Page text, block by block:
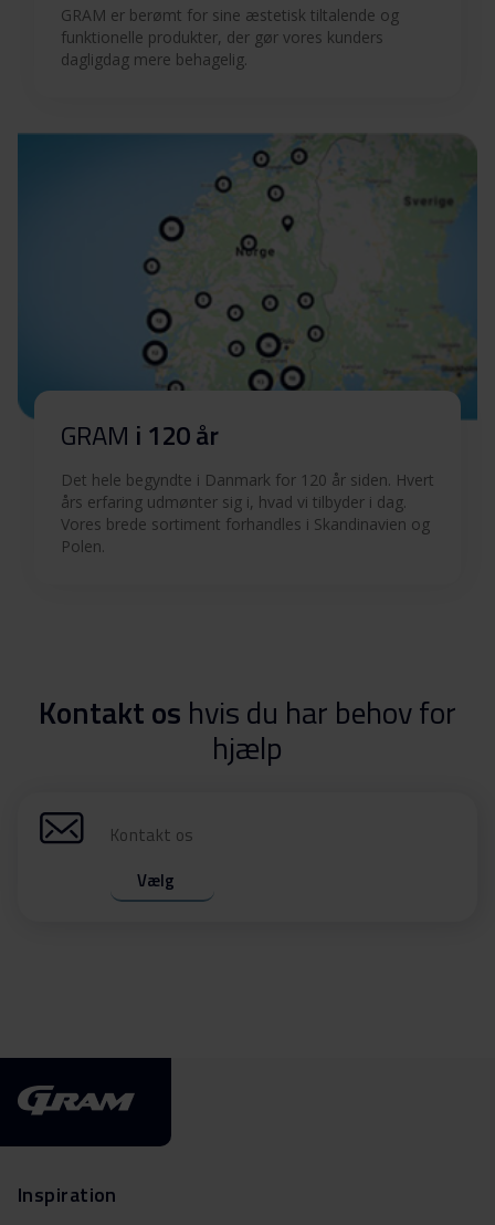
Betjeningsvejledninger
(SV)
Download
Betjeningsvejledninger
Betjeningsvejledninger
(FI)
Betjeningsvejledninger
(DK)
Quick guide (EN)
Tekniske tegninger
36 T
GRAM er berømt for sine æstetisk tiltalende og
funktionelle produkter, der gør vores kunders
dagligdag mere behagelig.
GRAM i 120 år
Det hele begyndte i Danmark for 120 år siden. Hvert
års erfaring udmønter sig i, hvad vi tilbyder i dag.
Vores brede sortiment forhandles i Skandinavien og
Polen.
Kontakt os hvis du har behov for
hjælp
Kontakt os
Vælg
Inspiration